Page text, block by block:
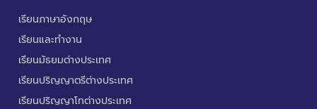
เรียนภาษาอังกฤษ
เรียนและทำงาน
เรียนมัธยมต่างประเทศ
เรียนปริญญาตรีต่างประเทศ
เรียนปริญญาโทต่างประเทศ